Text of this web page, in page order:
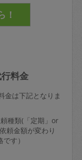
料金
金は下記となりま
種類(「定期」or
頼金額が変わり
す）